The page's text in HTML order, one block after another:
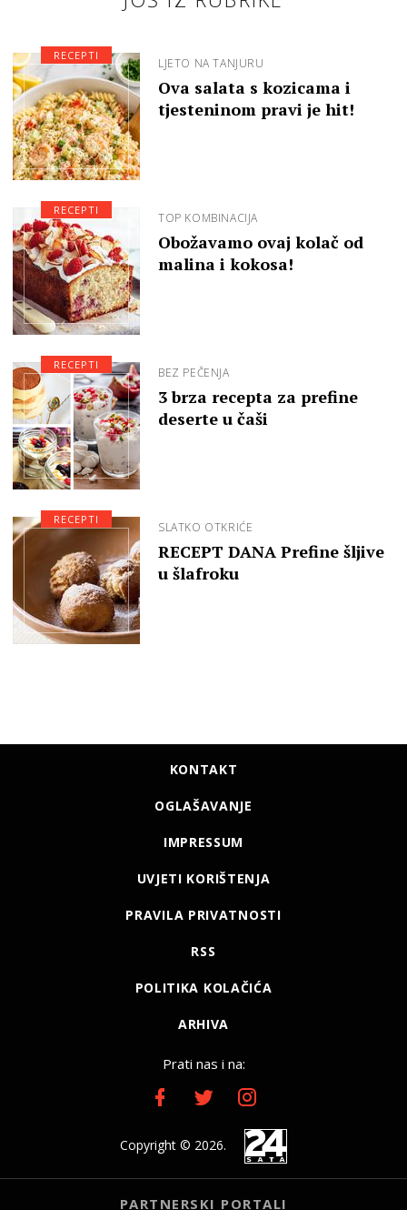
LJETO NA TANJURU
Ova salata s kozicama i
tjesteninom pravi je hit!
RECEPTI
TOP KOMBINACIJA
Obožavamo ovaj kolač od
malina i kokosa!
RECEPTI
BEZ PEČENJA
3 brza recepta za prefine
deserte u čaši
RECEPTI
SLATKO OTKRIĆE
RECEPT DANA Prefine šljive
u šlafroku
RECEPTI
KONTAKT
OGLAŠAVANJE
IMPRESSUM
UVJETI KORIŠTENJA
PRAVILA PRIVATNOSTI
RSS
POLITIKA KOLAČIĆA
ARHIVA
Prati nas i na:
Copyright © 2026.
PARTNERSKI PORTALI